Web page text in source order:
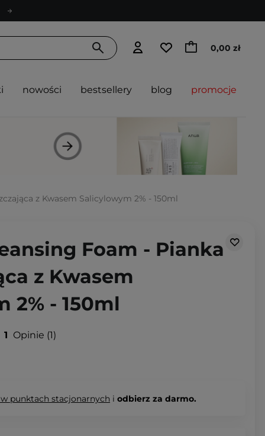
0,00 zł
nowości bestsellery blog promocje
z Kwasem Salicylowym 2% - 150ml
Foam - Pianka
z Kwasem
2% - 150ml
1 Opinie 1
punktach stacjonarnych i odbierz za darmo.